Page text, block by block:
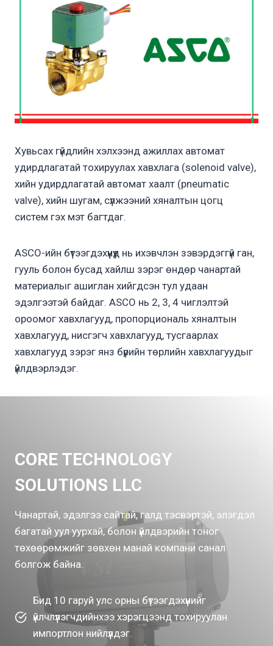
Хувьсах гүйдлийн хэлхээнд ажиллах автомат
удирдлагатай тохируулах хавхлага (solenoid valve),
хийн удирдлагатай автомат хаалт (pneumatic
valve), хийн шугам, сүлжээний хяналтын цогц
систем гэх мэт багтдаг.
ASCO-ийн бүтээгдэхүүнүүд нь ихэвчлэн зэвэрдэггүй ган,
гууль болон бусад хайлш зэрэг өндөр чанартай
материалыг ашиглан хийгдсэн тул удаан
эдэлгээтэй байдаг. ASCO нь 2, 3, 4 чиглэлтэй
ороомог хавхлагууд, пропорциональ хяналтын
хавхлагууд, нисгэгч хавхлагууд, тусгаарлах
хавхлагууд зэрэг янз бүрийн төрлийн хавхлагуудыг
үйлдвэрлэдэг.
CORE TECHNOLOGY
SOLUTIONS LLC
Чанартай, эдэлгээ сайтай, галд тэсвэртэй, элэгдэл
багатай уул уурхай, болон үйлдвэрийн тоног
төхөөрөмжийг зөвхөн манай компани санал
болгож байна.
Бид 10 гаруй улс орны бүтээгдэхүүнийг
үйлчлүүлэгчдийнхээ хэрэгцээнд тохируулан
импортлон нийлүүлдэг.